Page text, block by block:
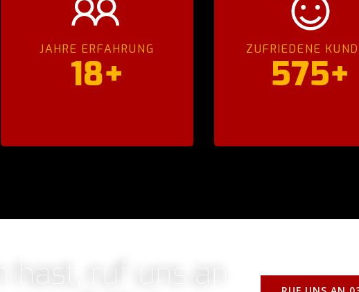
JAHRE ERFAHRUNG
18+
ZUFRIEDENE
575+
hast, ruf uns an